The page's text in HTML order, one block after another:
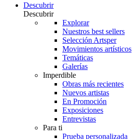
Descubrir
Descubrir
Explorar
Nuestros best sellers
Selección Artsper
Movimientos artísticos
Temáticas
Galerías
Imperdible
Obras más recientes
Nuevos artistas
En Promoción
Exposiciones
Entrevistas
Para ti
Prueba personalizada